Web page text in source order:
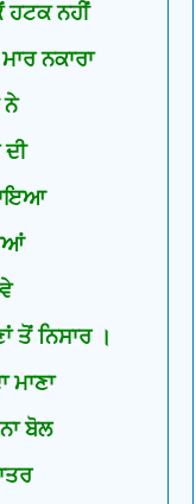
ਹਟਕ ਨਹੀਂ
ਨਕਾਰਾ
ਨੇ
ਨਿਸਾਰ ।
ਬੋਲ